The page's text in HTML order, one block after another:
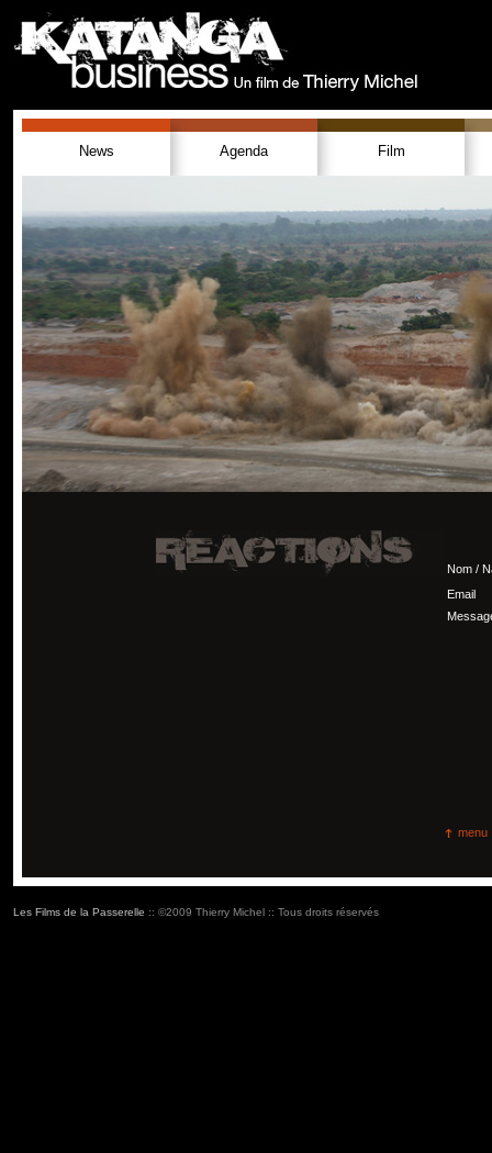
News Agenda Film
Nom /
Email
menu
Les Films de la Passerelle :: ©2009 Thierry Michel :: Tous droits réservés